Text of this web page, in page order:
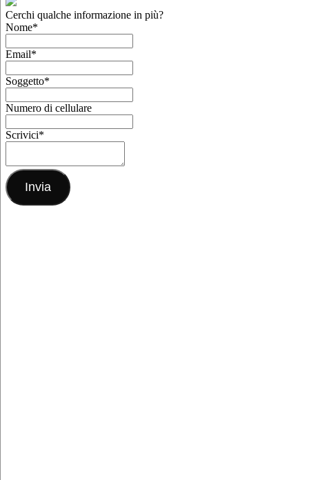
Cerchi qualche informazione in più?
Nome*
Email*
Soggetto*
Numero di cellulare
Scrivici*
Invia